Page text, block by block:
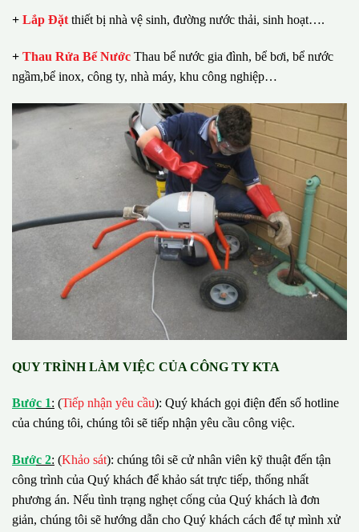
+ Lắp Đặt thiết bị nhà vệ sinh, đường nước thải, sinh hoạt….
+ Thau Rửa Bể Nước Thau bể nước gia đình, bể bơi, bể nước
ngầm,bể inox, công ty, nhà máy, khu công nghiệp…
QUY TRÌNH LÀM VIỆC CỦA CÔNG TY KTA
Bước 1: (Tiếp nhận yêu cầu): Quý khách gọi điện đến số hotline
của chúng tôi, chúng tôi sẽ tiếp nhận yêu cầu công việc.
Bước 2: (Khảo sát): chúng tôi sẽ cử nhân viên kỹ thuật đến tận
công trình của Quý khách để khảo sát trực tiếp, thống nhất
phương án. Nếu tình trạng nghẹt cống của Quý khách là đơn
giản, chúng tôi sẽ hướng dẫn cho Quý khách cách để tự mình xử